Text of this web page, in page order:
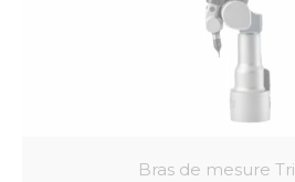
Bras de mesure